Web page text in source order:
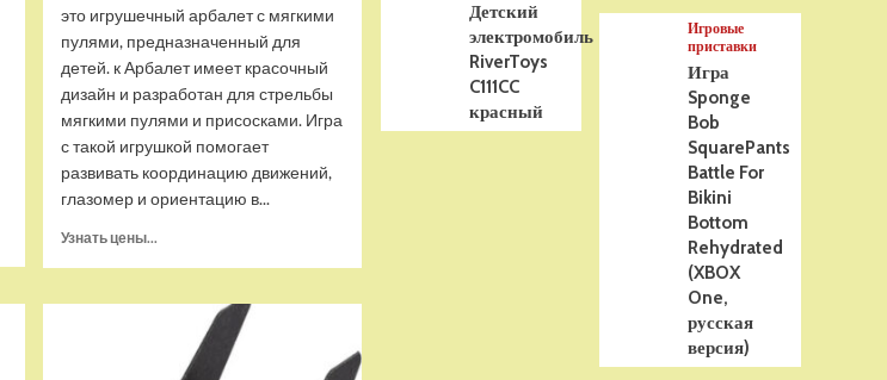
это игрушечный арбалет с мягкими
пулями, предназначенный для
детей. к Арбалет имеет красочный
дизайн и разработан для стрельбы
мягкими пулями и присосками. Игра
с такой игрушкой помогает
развивать координацию движений,
глазомер и ориентацию в...
Узнать цены...
Арбалет
механический
Детский
электромобиль
RiverToys
C111CC
красный
Игровые
приставки
Игра
Sponge
Bob
SquarePants
Battle For
Bikini
Bottom
Rehydrated
(XBOX
One,
русская
версия)